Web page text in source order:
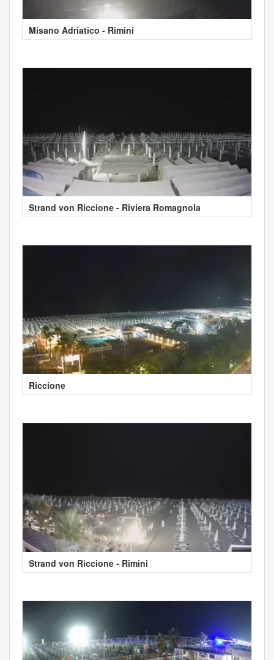
Misano Adriatico - Rimini
Strand von Riccione - Riviera Romagnola
Riccione
Strand von Riccione - Rimini